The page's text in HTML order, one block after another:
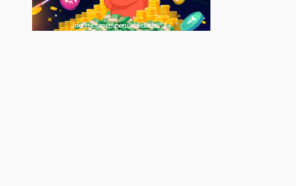
Jogue com responsabilidade. 18+